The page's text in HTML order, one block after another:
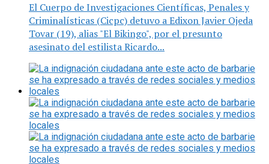
El Cuerpo de Investigaciones Científicas, Penales y
Criminalísticas (Cicpc) detuvo a Edixon Javier Ojeda
Tovar (19), alias "El Bikingo", por el presunto
asesinato del estilista Ricardo...